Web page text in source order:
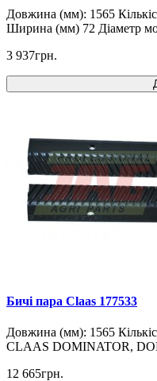
Довжина (мм): 1565
Ширина (мм) 72 Діаметр
3 937грн.
Бичі пара Claas 177533
Довжина (мм): 1565
CLAAS DOMINATOR,
12 665грн.